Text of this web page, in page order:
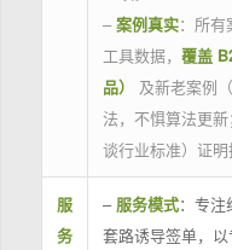
– 案例真实：所有
工具数据， 覆盖
品）
及新老案例
法，不惧算法更
谈行业标准）证明
服
务
– 服务模式：专注
套路诱导签单，